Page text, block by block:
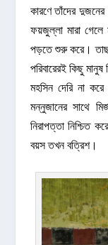
কারণে তাঁদের
ফয়জুল্লা মারা
পড়তে শুরু করে।
পরিবারেরই কিছু
মহসিন দেরি না
মন্নুজানের সাথে
নিরাপত্তা নিশ্চিত
বয়স তখন বত্রিশ।